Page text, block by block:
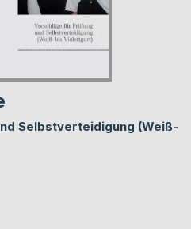
Selbstverteidigung (Weiß-